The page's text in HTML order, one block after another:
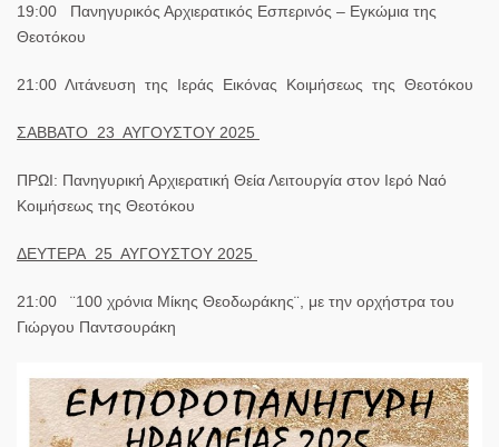
19:00 Πανηγυρικός Αρχιερατικός Εσπερινός – Εγκώμια της
Θεοτόκου
21:00 Λιτάνευση της Ιεράς Εικόνας Κοιμήσεως της Θεοτόκου
ΣΑΒΒΑΤΟ 23 ΑΥΓΟΥΣΤΟΥ 2025
ΠΡΩΙ: Πανηγυρική Αρχιερατική Θεία Λειτουργία στον Ιερό Ναό
Κοιμήσεως της Θεοτόκου
ΔΕΥΤΕΡΑ 25 ΑΥΓΟΥΣΤΟΥ 2025
21:00 ¨100 χρόνια Μίκης Θεοδωράκης¨, με την ορχήστρα του
Γιώργου Παντσουράκη